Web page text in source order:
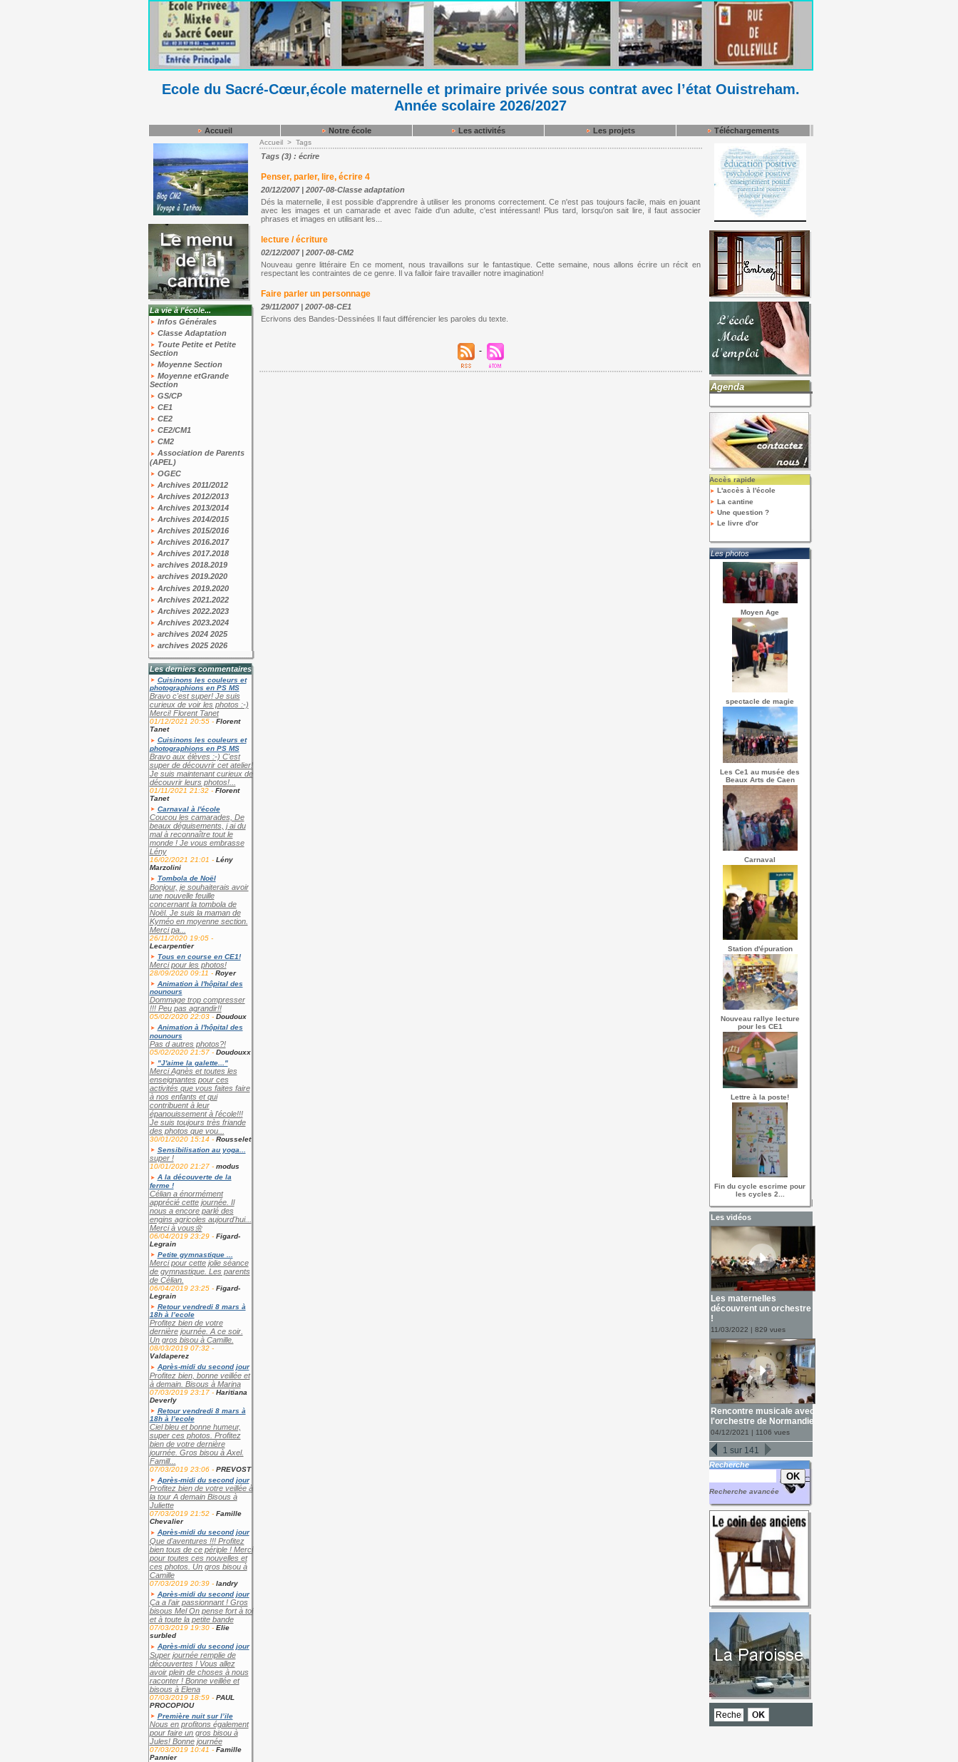
Ecole du Sacré-Cœur,école maternelle et primaire privée sous contrat avec l’état Ouistreham.
Année scolaire 2026/2027
Accueil Notre école Les activités Les projets Téléchargements
La vie à l'école...
Infos Générales
Classe Adaptation
Toute Petite et Petite
Section
Moyenne Section
Moyenne etGrande
Section
GS/CP
CE1
CE2
CE2/CM1
CM2
Association de Parents
(APEL)
OGEC
Archives 2011/2012
Archives 2012/2013
Archives 2013/2014
Archives 2014/2015
Archives 2015/2016
Archives 2016.2017
Archives 2017.2018
archives 2018.2019
archives 2019.2020
Archives 2019.2020
Archives 2021.2022
Archives 2022.2023
Archives 2023.2024
archives 2024 2025
archives 2025 2026
Les derniers commentaires
Cuisinons les couleurs et
photographions en PS MS
Bravo c'est super! Je suis
curieux de voir les photos :-)
Merci! Florent Tanet
01/12/2021 20:55 - Florent
Tanet
Cuisinons les couleurs et
photographions en PS MS
Bravo aux élèves :-) C'est
super de découvrir cet atelier!
Je suis maintenant curieux de
découvrir leurs photos!...
01/11/2021 21:32 - Florent
Tanet
Carnaval à l'école
Coucou les camarades, De
beaux déguisements, j ai du
mal à reconnaître tout le
monde ! Je vous embrasse
Lény
16/02/2021 21:01 - Lény
Marzolini
Tombola de Noël
Bonjour, je souhaiterais avoir
une nouvelle feuille
concernant la tombola de
Noël. Je suis la maman de
Kyméo en moyenne section.
Merci pa...
26/11/2020 19:05 -
Lecarpentier
Tous en course en CE1!
Merci pour les photos!
28/09/2020 09:11 - Royer
Animation à l'hôpital des
nounours
Dommage trop compresser
!!! Peu pas agrandir!!
05/02/2020 22:03 - Doudoux
Animation à l'hôpital des
nounours
Pas d autres photos?!
05/02/2020 21:57 - Doudouxx
"J'aime la galette..."
Merci Agnès et toutes les
enseignantes pour ces
activités que vous faites faire
à nos enfants et qui
contribuent à leur
épanouissement à l'école!!!
Je suis toujours très friande
des photos que vou...
30/01/2020 15:14 - Rousselet
Sensibilisation au yoga...
super !
10/01/2020 21:27 - modus
A la découverte de la
ferme !
Célian a énormément
apprécié cette journée. Il
nous a encore parlé des
engins agricoles aujourd'hui...
Merci à vous🌼
06/04/2019 23:29 - Figard-
Legrain
Petite gymnastique ...
Merci pour cette jolie séance
de gymnastique. Les parents
de Célian.
06/04/2019 23:25 - Figard-
Legrain
Retour vendredi 8 mars à
18h à l’ecole
Profitez bien de votre
dernière journée. A ce soir.
Un gros bisou à Camille.
08/03/2019 07:32 -
Valdaperez
Après-midi du second jour
Profitez bien, bonne veillée et
à demain. Bisous à Marina
07/03/2019 23:17 - Haritiana
Deverly
Retour vendredi 8 mars à
18h à l’ecole
Ciel bleu et bonne humeur,
super ces photos. Profitez
bien de votre dernière
journée. Gros bisou à Axel.
Famill...
07/03/2019 23:06 - PREVOST
Après-midi du second jour
Profitez bien de votre veillée à
la tour A demain Bisous à
Juliette
07/03/2019 21:52 - Famille
Chevalier
Après-midi du second jour
Que d'aventures !!! Profitez
bien tous de ce périple ! Merci
pour toutes ces nouvelles et
ces photos. Un gros bisou à
Camille
07/03/2019 20:39 - landry
Après-midi du second jour
Ça a l’air passionnant ! Gros
bisous Mel On pense fort à toi
et à toute la petite bande
07/03/2019 19:30 - Elie
surbled
Après-midi du second jour
Super journée remplie de
découvertes ! Vous allez
avoir plein de choses à nous
raconter ! Bonne veillée et
bisous à Elena
07/03/2019 18:59 - PAUL
PROCOPIOU
Première nuit sur l’ile
Nous en profitons également
pour faire un gros bisou à
Jules! Bonne journée
07/03/2019 10:41 - Famille
Pannier
Accueil > Tags
Tags (3) : écrire
Penser, parler, lire, écrire 4
20/12/2007| 2007-08-Classe adaptation
Dés la maternelle, il est possible d'apprendre à utiliser les pronoms correctement. Ce n'est pas toujours facile, mais en jouant
avec les images et un camarade et avec l'aide d'un adulte, c'est intéressant! Plus tard, lorsqu'on sait lire, il faut associer
phrases et images en utilisant les...
lecture / écriture
02/12/2007| 2007-08-CM2
Nouveau genre littéraire En ce moment, nous travaillons sur le fantastique. Cette semaine, nous allons écrire un récit en
respectant les contraintes de ce genre. Il va falloir faire travailler notre imagination!
Faire parler un personnage
29/11/2007| 2007-08-CE1
Ecrivons des Bandes-Dessinées Il faut différencier les paroles du texte.
Agenda
Accès rapide
L'accès à l'école
La cantine
Une question ?
Le livre d'or
Les photos
Moyen Age
spectacle de magie
Les Ce1 au musée des
Beaux Arts de Caen
Carnaval
Station d'épuration
Nouveau rallye lecture
pour les CE1
Lettre à la poste!
Fin du cycle escrime pour
les cycles 2...
Les vidéos
Les maternelles
découvrent un orchestre
!
11/03/2022 | 829 vues
Rencontre musicale avec
l'orchestre de Normandie
04/12/2021 | 1106 vues
1 sur 141
Recherche
Recherche avancée